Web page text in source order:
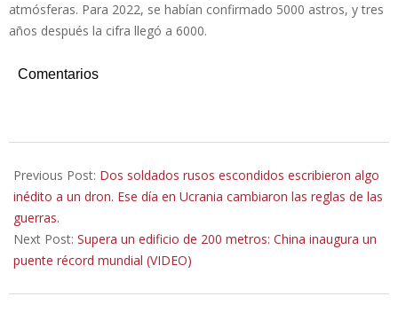
atmósferas. Para 2022, se habían confirmado 5000 astros, y tres
años después la cifra llegó a 6000.
Comentarios
09-
26
Previous Post: Dos soldados rusos escondidos escribieron algo
inédito a un dron. Ese día en Ucrania cambiaron las reglas de las
guerras.
Next Post: Supera un edificio de 200 metros: China inaugura un
puente récord mundial (VIDEO)